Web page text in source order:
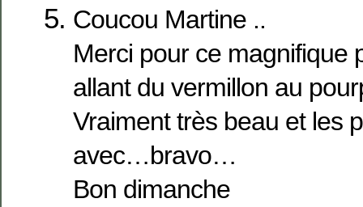
Coucou Martine ..
Merci pour ce magnifique
allant du vermillon au
Vraiment très beau et les
avec…bravo…
Bon dimanche